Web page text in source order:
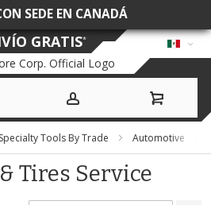
SEDE EN CANADÁ
Ir
al
GRATIS*
Specialty Tools By Trade Automotive
Tires Service